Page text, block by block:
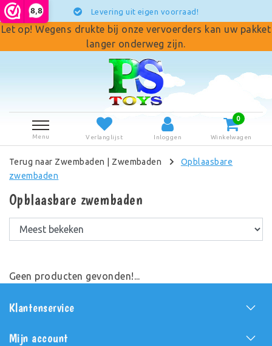
8,8 Levering uit eigen voorraad!
Let op! Wegens drukte bij onze vervoerders kan uw pakket
langer onderweg zijn.
Menu Verlanglijst Inloggen
0
Winkelwagen
Terug naar Zwembaden | Zwembaden
Opblaasbare
zwembaden
Opblaasbare zwembaden
Geen producten gevonden!...
Klantenservice
Mijn account